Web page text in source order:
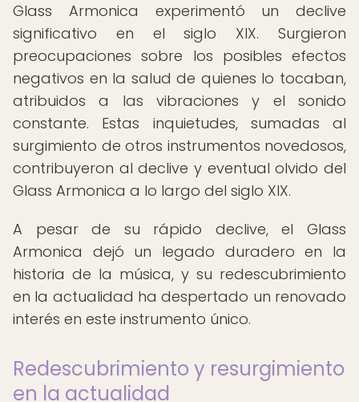
Glass Armonica experimentó un declive
significativo en el siglo XIX. Surgieron
preocupaciones sobre los posibles efectos
negativos en la salud de quienes lo tocaban,
atribuidos a las vibraciones y el sonido
constante. Estas inquietudes, sumadas al
surgimiento de otros instrumentos novedosos,
contribuyeron al declive y eventual olvido del
Glass Armonica a lo largo del siglo XIX.
A pesar de su rápido declive, el Glass
Armonica dejó un legado duradero en la
historia de la música, y su redescubrimiento
en la actualidad ha despertado un renovado
interés en este instrumento único.
Redescubrimiento y resurgimiento
en la actualidad